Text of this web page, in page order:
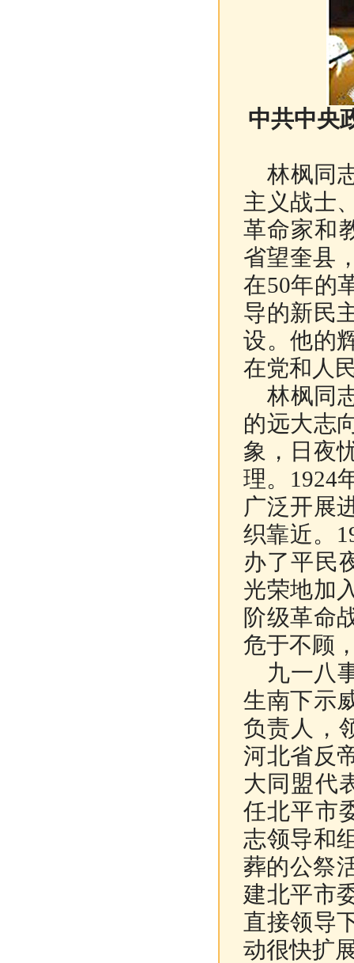
中共中央
林枫同
主义战士
革命家和
省望奎县
在50年的
导的新民
设。他的
在党和人
林枫同
的远大志
象，日夜
理。 1924
广泛开展
织靠近。
办了平民
光荣地加
阶级革命
危于不顾
九一八
生南下示
负责人，
河北省反
大同盟代
任北平市
志领导和
葬的公祭
建北平市
直接领导
动很快扩